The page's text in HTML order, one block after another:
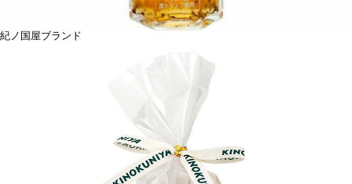
紀ノ国屋ブランド